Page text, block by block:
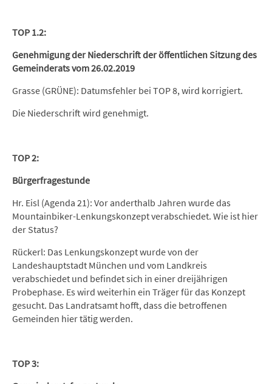
TOP 1.2:
Genehmigung der Niederschrift der öffentlichen Sitzung des
Gemeinderats vom 26.02.2019
Grasse (GRÜNE): Datumsfehler bei TOP 8, wird korrigiert.
Die Niederschrift wird genehmigt.
TOP 2:
Bürgerfragestunde
Hr. Eisl (Agenda 21): Vor anderthalb Jahren wurde das
Mountainbiker-Lenkungskonzept verabschiedet. Wie ist hier
der Status?
Rückerl: Das Lenkungskonzept wurde von der
Landeshauptstadt München und vom Landkreis
verabschiedet und befindet sich in einer dreijährigen
Probephase. Es wird weiterhin ein Träger für das Konzept
gesucht. Das Landratsamt hofft, dass die betroffenen
Gemeinden hier tätig werden.
TOP 3: